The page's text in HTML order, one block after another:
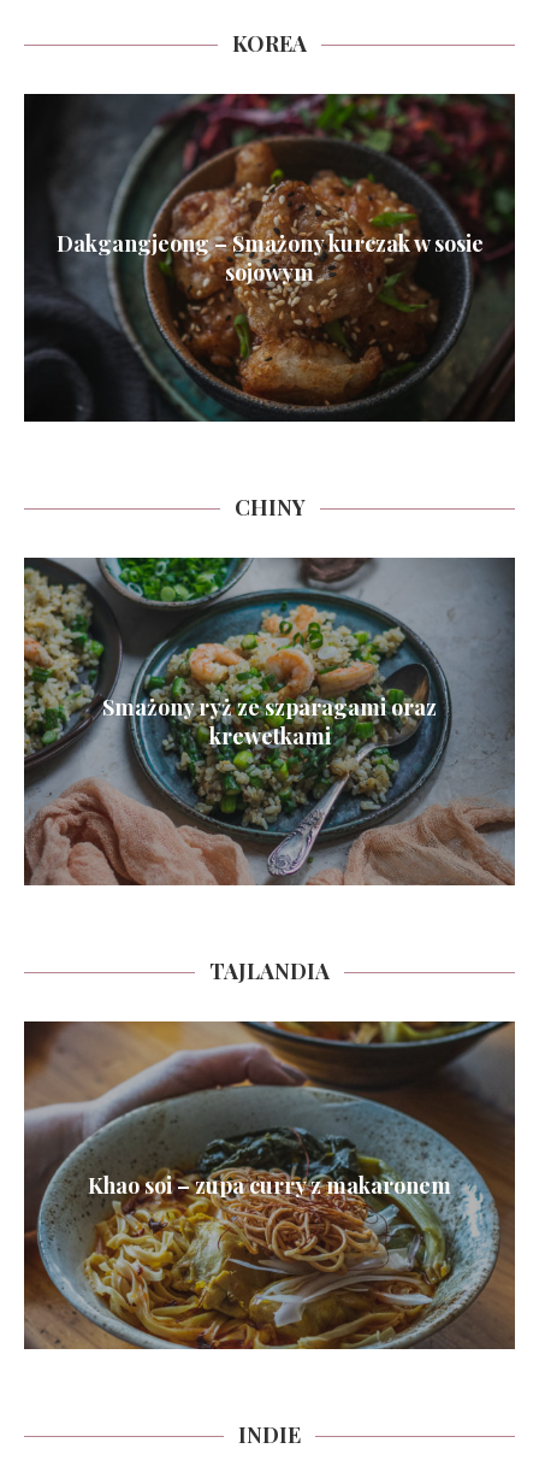
KOREA
Dakgangjeong – Smażony kurczak w sosie
sojowym
CHINY
Smażony ryż ze szparagami oraz
krewetkami
TAJLANDIA
Khao soi – zupa curry z makaronem
INDIE